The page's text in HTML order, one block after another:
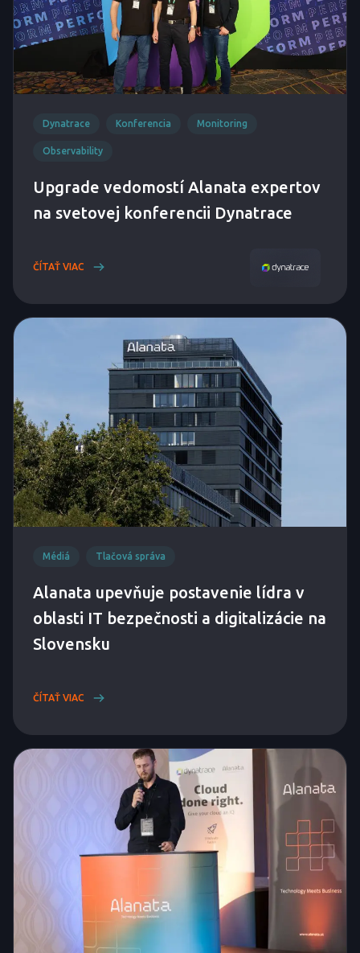
Dynatrace Konferencia Monitoring
Observability
Upgrade vedomostí Alanata expertov
na svetovej konferencii Dynatrace
ČÍTAŤ VIAC
Médiá Tlačová správa
Alanata upevňuje postavenie lídra v
oblasti IT bezpečnosti a digitalizácie na
Slovensku
ČÍTAŤ VIAC